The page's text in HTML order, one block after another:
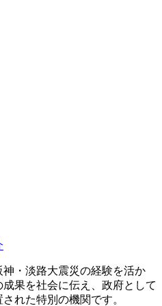
・淡路大震災の経験を活か
果を社会に伝え、政府として
れた特別の機関です。